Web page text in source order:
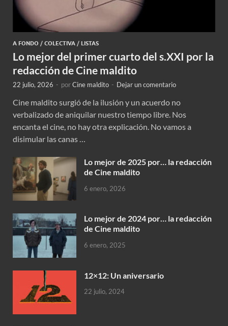
A FONDO / COLECTIVA / LISTAS
Lo mejor del primer cuarto del s.XXI por la
redacción de Cine maldito
22 julio, 2026 - porCine maldito - Dejar un comentario
Cine maldito surgió de la ilusión y un acuerdo no
verbalizado de aniquilar nuestro tiempo libre. Nos
encanta el cine, no hay otra explicación. No vamos a
disimular las canas …
Lo mejor de 2025 por… la redacción
de Cine maldito
6 enero, 2026
Lo mejor de 2024 por… la redacción
de Cine maldito
6 enero, 2025
12×12: Un aniversario
22 julio, 2024